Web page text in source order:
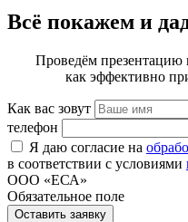
Всё покажем и
Проведём презентацию
как эффективно
Как вас зовут
телефон
Я даю согласие на
в соответствии с условиями
ООО «ЕСА»
Обязательное поле
Оставить заявку